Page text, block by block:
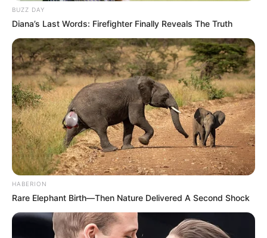
BUZZ DAY
Diana’s Last Words: Firefighter Finally Reveals The Truth
HABERION
Rare Elephant Birth—Then Nature Delivered A Second Shock